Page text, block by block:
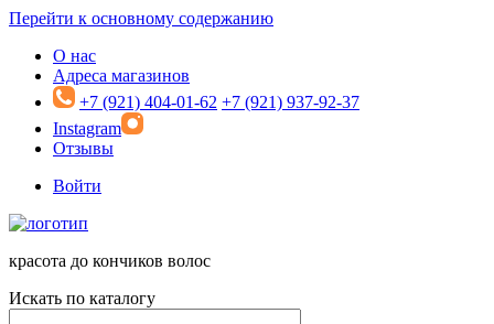
Перейти к основному содержанию
О нас
Адреса магазинов
+7 (921) 404-01-62 +7 (921) 937-92-37
Instagram
Отзывы
Войти
красота до кончиков волос
Искать по каталогу